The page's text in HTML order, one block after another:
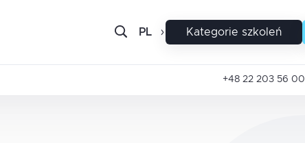
PL EN Kategorie szkoleń
+48 22 203 56 00